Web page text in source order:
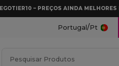
– PREÇOS AINDA MELHORES
Portugal /Pt